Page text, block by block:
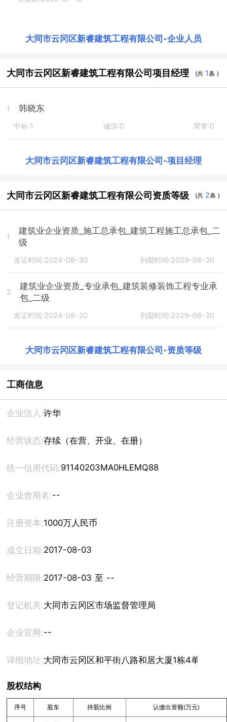
大同市云冈区新睿建筑工程有限公司 -企业人员
大同市云冈区新睿建筑工程有限公司项目经理 (共 1条 )
1 韩晓东
中标:1 诚信:0 荣誉:0
大同市云冈区新睿建筑工程有限公司 -项目经理
大同市云冈区新睿建筑工程有限公司资质等级 (共 2条 )
1
建筑业企业资质_施工总承包_建筑工程施工总承包_二
级
发证时间:2024-08-30 到期时间:2029-08-30
2
建筑业企业资质_专业承包_建筑装修装饰工程专业承
包_二级
发证时间:2024-08-30 到期时间:2029-08-30
大同市云冈区新睿建筑工程有限公司 -资质等级
工商信息
企业法人:许华
经营状态:存续（在营、开业、在册）
统一信用代码:91140203MA0HLEMQ88
企业曾用名:--
注册资本:1000万人民币
成立日期:2017-08-03
经营期限: 2017-08-03 至 --
登记机关:大同市云冈区市场监督管理局
企业官网:--
详细地址:大同市云冈区和平街八路和居大厦1栋4单元
股权结构
序号 股东 持股比例 认缴出资额(万元)